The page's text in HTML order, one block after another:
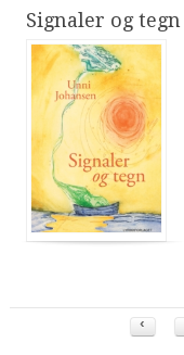
Signaler og tegn
‹